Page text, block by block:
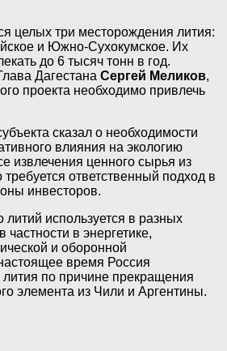
целых три месторождения лития:
и Южно-Сухокумское. Их
до 6 тысяч тонн в год.
Дагестана Сергей Меликов,
проекта необходимо привлечь
сказал о необходимости
влияния на экологию
извлечения ценного сырья из
требуется ответственный подход в
инвесторов.
литий используется в разных
частности в энергетике,
и оборонной
время Россия
по причине прекращения
элемента из Чили и Аргентины.